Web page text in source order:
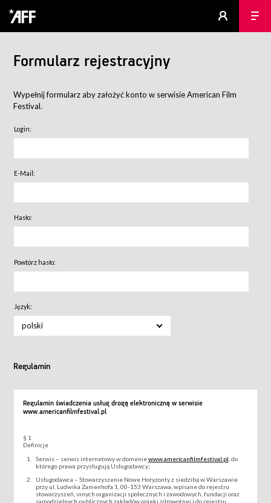
Formularz rejestracyjny
Wypełnij formularz aby założyć konto w serwisie American Film
Festival.
Login:
E-Mail:
Hasło:
Powtórz hasło:
Język:
polski
Regulamin
Regulamin świadczenia usług drogą elektroniczną w serwisie
www.americanfilmfestival.pl
§ 1
Definicje
Serwis – serwis internetowy w domeniewww.americanfilmfestival.pl , do
którego prawa przysługują Usługodawcy;
Usługodawca – Stowarzyszenie Nowe Horyzonty z siedzibą w Warszawie
przy ul. Ludwika Zamenhofa 1, 00-153 Warszawa, wpisane do rejestru
stowarzyszeń, innych organizacji społecznych i zawodowych, fundacji oraz
samodzielnych publicznych zakładów opieki zdrowotnej i do rejestru